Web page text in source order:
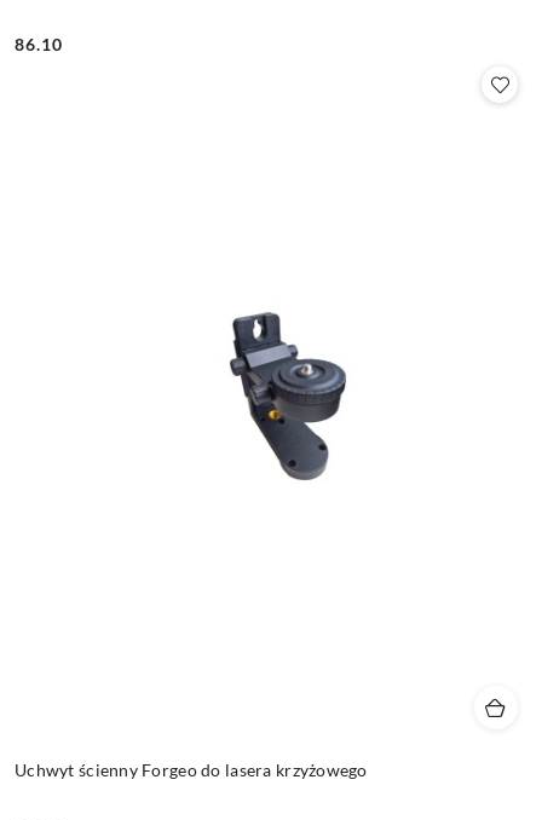
Cena:
86.10
Uchwyt ścienny Forgeo do lasera krzyżowego